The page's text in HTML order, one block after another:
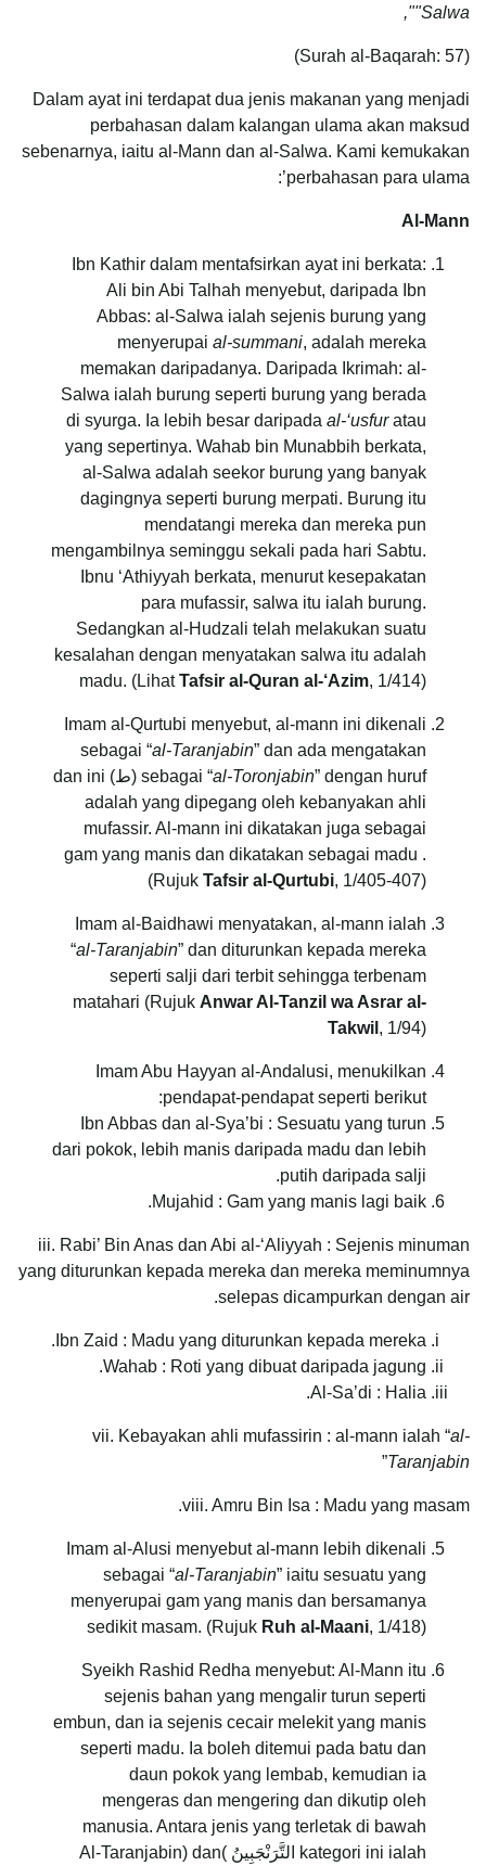
"Salwa",
(Surah al-Baqarah: 57)
Dalam ayat ini terdapat dua jenis makanan yang menjadi
perbahasan dalam kalangan ulama akan maksud
sebenarnya, iaitu al-Mann dan al-Salwa. Kami kemukakan
perbahasan para ulama’:
Al-Mann
Ibn Kathir dalam mentafsirkan ayat ini berkata:
Ali bin Abi Talhah menyebut, daripada Ibn
Abbas: al-Salwa ialah sejenis burung yang
menyerupai al-summani, adalah mereka
memakan daripadanya. Daripada Ikrimah: al-
Salwa ialah burung seperti burung yang berada
di syurga. Ia lebih besar daripada al-‘usfuratau
yang sepertinya. Wahab bin Munabbih berkata,
al-Salwa adalah seekor burung yang banyak
dagingnya seperti burung merpati. Burung itu
mendatangi mereka dan mereka pun
mengambilnya seminggu sekali pada hari Sabtu.
Ibnu ‘Athiyyah berkata, menurut kesepakatan
para mufassir, salwa itu ialah burung.
Sedangkan al-Hudzali telah melakukan suatu
kesalahan dengan menyatakan salwa itu adalah
madu. (LihatTafsir al-Quran al-‘Azim, 1/414)
Imam al-Qurtubi menyebut, al-mann ini dikenali
sebagai “al-Taranjabin” dan ada mengatakan
sebagai “al-Toronjabin
” dengan huruf (ط) dan ini
adalah yang dipegang oleh kebanyakan ahli
mufassir. Al-mann ini dikatakan juga sebagai
gam yang manis dan dikatakan sebagai madu .
(Rujuk Tafsir al-Qurtubi, 1/405-407)
Imam al-Baidhawi menyatakan, al-mann ialah
“al-Taranjabin” dan diturunkan kepada mereka
seperti salji dari terbit sehingga terbenam
matahari (Rujuk Anwar Al-Tanzil wa Asrar al-
Takwil , 1/94)
Imam Abu Hayyan al-Andalusi, menukilkan
pendapat-pendapat seperti berikut:
Ibn Abbas dan al-Sya’bi : Sesuatu yang turun
dari pokok, lebih manis daripada madu dan lebih
putih daripada salji.
Mujahid : Gam yang manis lagi baik.
iii. Rabi’ Bin Anas dan Abi al-‘Aliyyah : Sejenis minuman
yang diturunkan kepada mereka dan mereka meminumnya
selepas dicampurkan dengan air.
Ibn Zaid : Madu yang diturunkan kepada mereka.
Wahab : Roti yang dibuat daripada jagung.
Al-Sa’di : Halia.
vii. Kebayakan ahli mufassirin : al-mann ialah “al-
Taranjabin
”
viii. Amru Bin Isa : Madu yang masam.
Imam al-Alusi menyebut al-mann lebih dikenali
sebagai “al-Taranjabin” iaitu sesuatu yang
menyerupai gam yang manis dan bersamanya
sedikit masam. (Rujuk Ruh al-Maani, 1/418)
Syeikh Rashid Redha menyebut: Al-Mann itu
sejenis bahan yang mengalir turun seperti
embun, dan ia sejenis cecair melekit yang manis
seperti madu. Ia boleh ditemui pada batu dan
daun pokok yang lembab, kemudian ia
mengeras dan mengering dan dikutip oleh
manusia. Antara jenis yang terletak di bawah
kategori ini ialah التَّرَنْجَبِينُ )Al-Taranjabin) dan